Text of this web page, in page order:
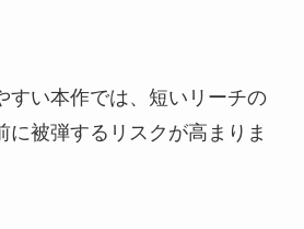
すい本作では、短いリーチの
に被弾するリスクが高まりま